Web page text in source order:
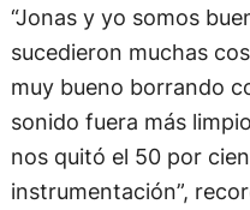
“Jonas y yo somos
sucedieron muchas
muy bueno borrando
sonido fuera más
nos quitó el 50 por
instrumentación”,